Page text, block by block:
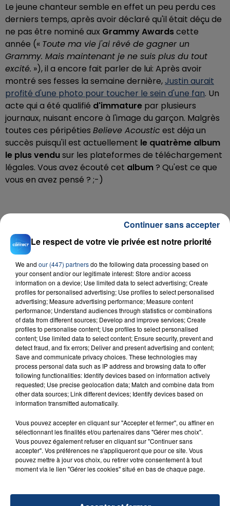
Le jeune chanteur semble en effet un peu perdu ces
derniers temps, après avoir déclaré qu'il était déçu de
ne pas être nominé aux Grammy Awardscette
année (« Toute ma vie j'ai rêvé de gagner un
Grammy. Mais maintenant je ne suis plus du tout
excité. »), il a encore fait parler de lui: Après avoir
montré ses fesses la semaine dernière,Justin aurait
profité d'une photo pour toucher le sein d'une fan. Un
acte qui a été qualifié d'immature par plusieurs
journaux, nuisant encore à l'image du garçon. Malgrès
toutes ces péripéties Believe Acoustic est déja un
succès puisqu'il est actuellement le quatrème album
le plus vendusur les plateformes de téléchargement
légales. Vous avez écouté cet album? Qu'est ce que
vous en avez pensé ? ;-)
Attention
CHARLIE PUTH
FIL D'ACTU
23 juillet 2026
SON BÉBÉ ENTRE LA VIE ET LA...
Le respect de votre vie privée est notre priorité
We and our (447) partnersdo the following data processing based on
your consent and/or our legitimate interest: Store and/or access
information on a device; Use limited data to select advertising; Create
profiles for personalised advertising; Use profiles to select personalised
advertising; Measure advertising performance; Measure content
performance; Understand audiences through statistics or combinations
of data from different sources; Develop and improve services; Create
profiles to personalise content; Use profiles to select personalised
content; Use limited data to select content; Ensure security, prevent and
detect fraud, and fix errors; Deliver and present advertising and content;
Save and communicate privacy choices. These technologies may
process personal data such as IP address and browsing data to offer
following functionalities: Identify devices based on information actively
requested; Use precise geolocation data; Match and combine data from
other data sources; Link different devices; Identify devices based on
information transmitted automatically.
Vous pouvez accepter en cliquant sur "Accepter et fermer", ou affiner en
sélectionnant les finalités et/ou partenaires dans "Gérer mes choix".
Vous pouvez également refuser en cliquant sur "Continuer sans
accepter". Vos préférences ne s'appliqueront que pour ce site. Vous
pouvez mettre à jour vos choix, ou retirer votre consentement à tout
moment via le lien "Gérer les cookies" situé en bas de chaque page.
Continuer sans accepter